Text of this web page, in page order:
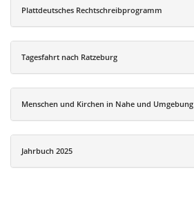
Plattdeutsches Rechtschreibprogramm
Tagesfahrt nach Ratzeburg
Menschen und Kirchen in Nahe und Umgebung
Jahrbuch 2025